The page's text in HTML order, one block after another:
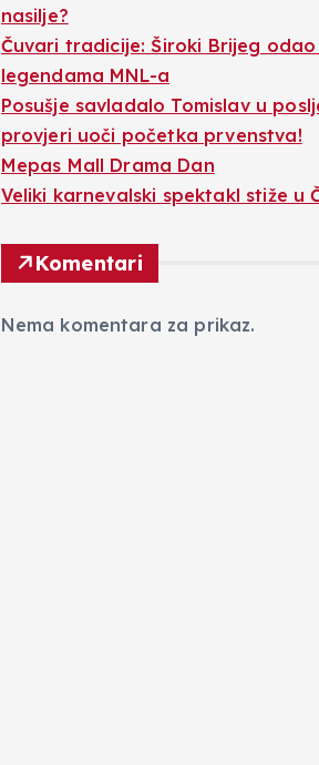
nasilje?
Čuvari tradicije: Široki Brijeg
legendama MNL-a
Posušje savladalo Tomislav u
provjeri uoči početka prvenstva!
Mepas Mall Drama Dan
Veliki karnevalski spektakl stiže u
Komentari
Nema komentara za prikaz.